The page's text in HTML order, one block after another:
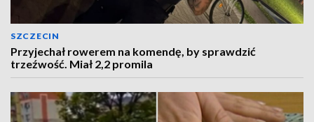
SZCZECIN
Przyjechał rowerem na komendę, by sprawdzić
trzeźwość. Miał 2,2 promila